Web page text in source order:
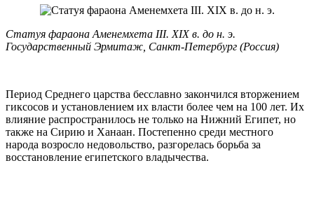
Статуя фараона Аменемхета III. XIX в. до н. э.
Государственный Эрмитаж, Санкт-Петербург (Россия)
Период Среднего царства бесславно закончился вторжением
гиксосов и установлением их власти более чем на 100 лет. Их
влияние распространилось не только на Нижний Египет, но
также на Сирию и Ханаан. Постепенно среди местного
народа возросло недовольство, разгорелась борьба за
восстановление египетского владычества.